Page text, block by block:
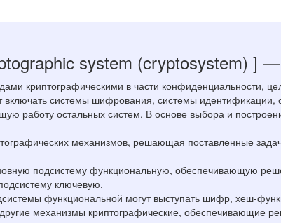
system (cryptosystem) ] —
криптографическими в части конфиденциальности,
включать системы шифрования, системы
работу остальных систем. В основе выбора и
механизмов, решающая поставленные
подсистему функциональную, обеспечивающую
ключевую.
функциональной могут выступать шифр, хеш-
механизмы криптографические, обеспечивающие